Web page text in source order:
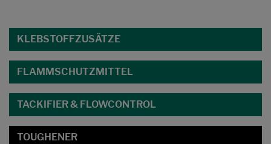
KLEBSTOFFZUSÄTZE
FLAMMSCHUTZMITTEL
TACKIFIER & FLOWCONTROL
TOUGHENER